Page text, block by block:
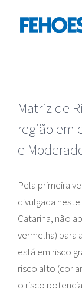
Matriz de
região em
e
Pela primeira
divulgada
Catarina, não
vermelha) para
está em risco
risco alto (cor
o risco